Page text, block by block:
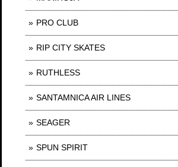
PRO CLUB
RIP CITY SKATES
RUTHLESS
SANTAMNICA AIR LINES
SEAGER
SPUN SPIRIT